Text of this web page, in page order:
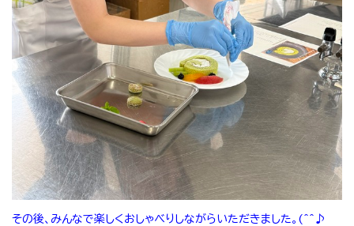
その後、みんなで楽しくおしゃべりしながらいただきました。(^^♪